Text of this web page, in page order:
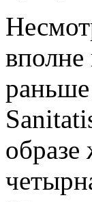
вполне
раньше